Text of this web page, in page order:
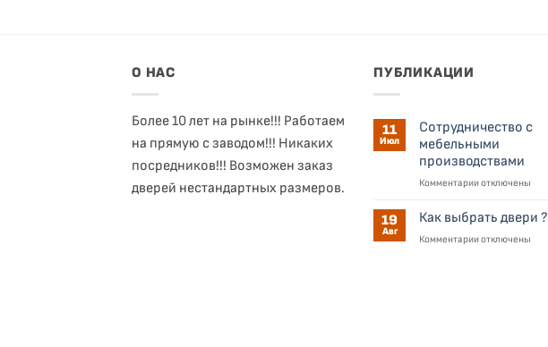
О НАС
Более 10 лет на рынке!!! Работаем
на прямую с заводом!!! Никаких
посредников!!! Возможен заказ
дверей нестандартных размеров.
ПУБЛИКАЦИИ
11
Июл
Сотрудничество с
мебельными
производствами
Комментариик
Сотрудничество
мебельными
отключены
19
Авг
Как выбрать двери ?
Комментариикотключены